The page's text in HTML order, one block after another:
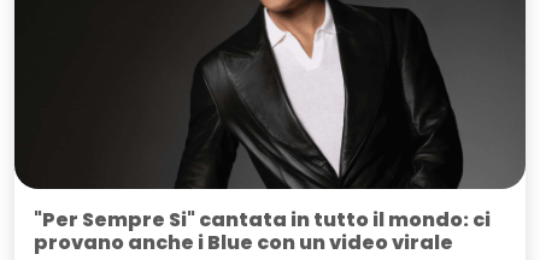
"Per Sempre Si" cantata in tutto il mondo: ci
provano anche i Blue con un video virale